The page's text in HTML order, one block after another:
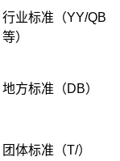
行业标准（YY/QB
等）
地方标准（DB）
团体标准（T/）